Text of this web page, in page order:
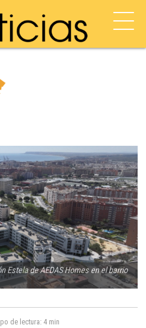
Estela de AEDAS Homes en el barrio
de lectura: 4 min